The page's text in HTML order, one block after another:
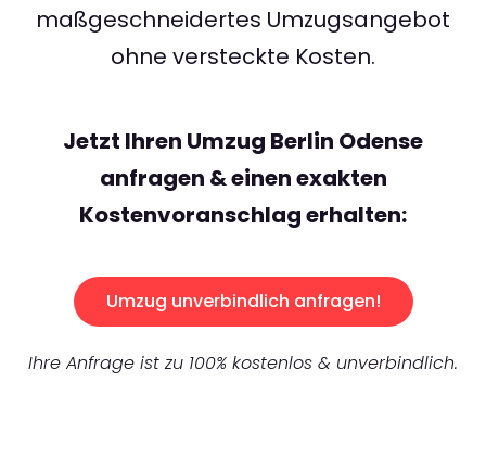
maßgeschneidertes Umzugsangebot
ohne versteckte Kosten.
Jetzt Ihren Umzug Berlin Odense
anfragen & einen exakten
Kostenvoranschlag erhalten:
Umzug unverbindlich anfragen!
Ihre Anfrage ist zu 100% kostenlos & unverbindlich.